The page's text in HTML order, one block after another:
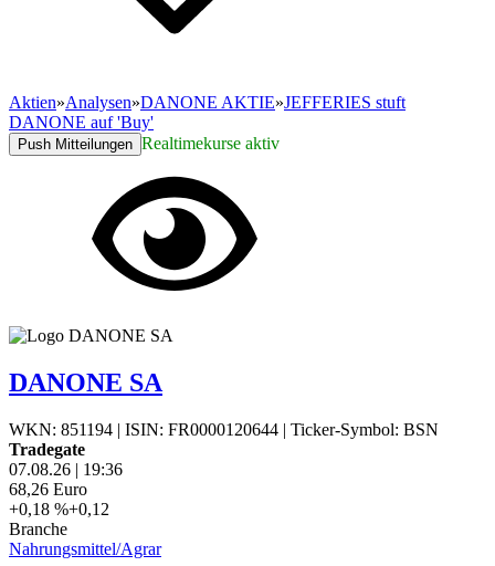
Aktien»Analysen»DANONE AKTIE»JEFFERIES stuft
DANONE auf 'Buy'
Push Mitteilungen Realtimekurse aktiv
DANONE SA
WKN: 851194 | ISIN: FR0000120644 | Ticker-Symbol: BSN
Tradegate
07.08.26 | 19:36
68,26 Euro
+0,18 %+0,12
Branche
Nahrungsmittel/Agrar